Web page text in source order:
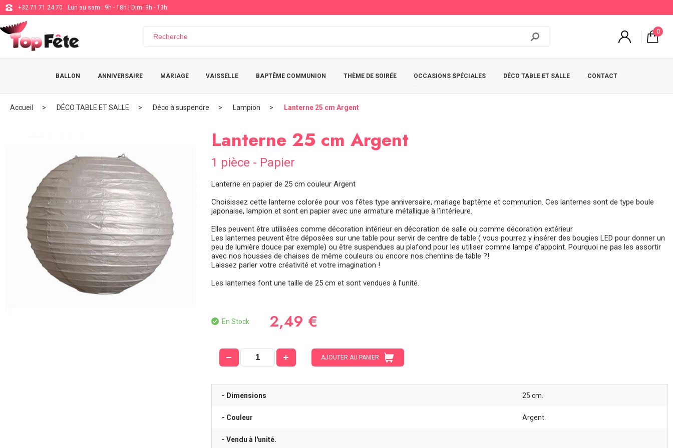
+32 71 71 24 70 Lun au sam : 9h - 18h | Dim: 9h - 13h
0
BALLON ANNIVERSAIRE MARIAGE VAISSELLE BAPTÊME COMMUNION THÈME DE SOIRÉE OCCASIONS SPÉCIALES DÉCO TABLE ET SALLE CONTACT
Accueil DÉCO TABLE ET SALLE Déco à suspendre Lampion Lanterne 25 cm Argent
Lanterne 25 cm Argent
1 pièce - Papier
Lanterne en papier de 25 cm couleur Argent
Choisissez cette lanterne colorée pour vos fêtes type anniversaire, mariage baptême et communion. Ces lanternes sont de type boule
japonaise, lampion et sont en papier avec une armature métallique à l’intérieure.
Elles peuvent être utilisées comme décoration intérieur en décoration de salle ou comme décoration extérieur
Les lanternes peuvent être déposées sur une table pour servir de centre de table ( vous pourrez y insérer des bougies LED pour donner un
peu de lumière douce par exemple) ou être suspendues au plafond pour les utiliser comme lampe d'appoint. Pourquoi ne pas les assortir
avec nos housses de chaises de même couleurs ou encore nos chemins de table ?!
Laissez parler votre créativité et votre imagination !
Les lanternes font une taille de 25 cm et sont vendues à l'unité.
En Stock 2,49 €
AJOUTER AU PANIER
- Dimensions 25 cm.
- Couleur Argent.
- Vendu à l'unité.